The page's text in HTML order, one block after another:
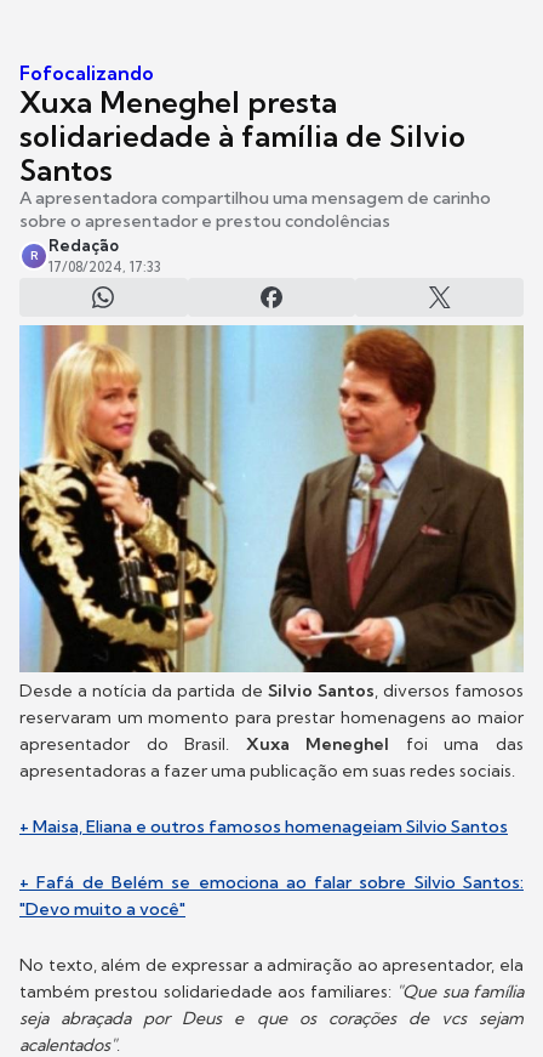
Fofocalizando
Xuxa Meneghel presta
solidariedade à família de Silvio
Santos
A apresentadora compartilhou uma mensagem de carinho
sobre o apresentador e prestou condolências
R
Redação
17/08/2024, 17:33
Desde a notícia da partida de Silvio Santos, diversos famosos
reservaram um momento para prestar homenagens ao maior
apresentador do Brasil. Xuxa Meneghel foi uma das
apresentadoras a fazer uma publicação em suas redes sociais.
+ Maisa, Eliana e outros famosos homenageiam Silvio Santos
+ Fafá de Belém se emociona ao falar sobre Silvio Santos:
"Devo muito a você"
No texto, além de expressar a admiração ao apresentador, ela
também prestou solidariedade aos familiares: "Que sua família
seja abraçada por Deus e que os corações de vcs sejam
acalentados".